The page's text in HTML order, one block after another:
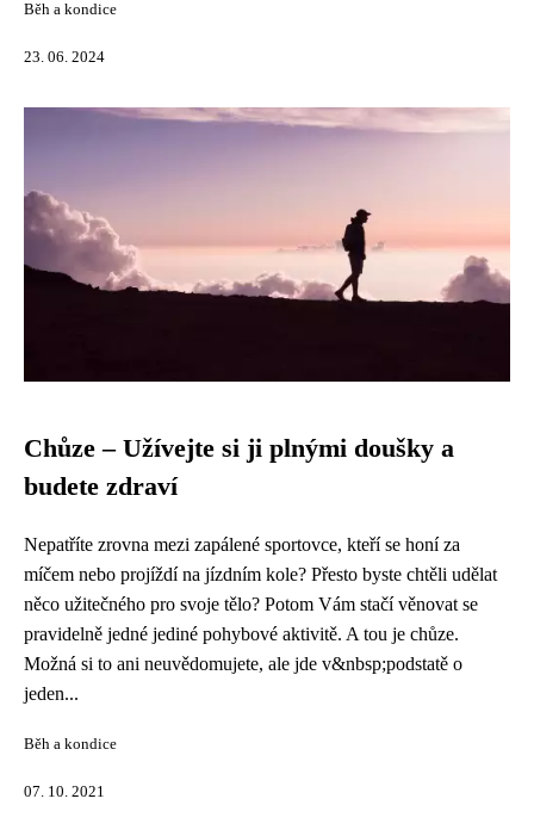
Běh a kondice
23. 06. 2024
Chůze – Užívejte si ji plnými doušky a
budete zdraví
Nepatříte zrovna mezi zapálené sportovce, kteří se honí za
míčem nebo projíždí na jízdním kole? Přesto byste chtěli udělat
něco užitečného pro svoje tělo? Potom Vám stačí věnovat se
pravidelně jedné jediné pohybové aktivitě. A tou je chůze.
Možná si to ani neuvědomujete, ale jde v&nbsp;podstatě o
jeden...
Běh a kondice
07. 10. 2021